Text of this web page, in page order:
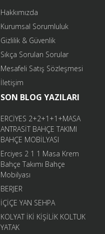
Hakkımızda
Kurumsal Sorumluluk
Gizlilik & Güvenlik
Sıkça Sorulan Sorular
Mesafeli Satış Sözleşmesi
İletişim
SON BLOG YAZILARI
ERCİYES 2+2+1+1+MASA
ANTRASİT BAHÇE TAKIMI
BAHÇE MOBİLYASI
Erciyes 2 1 1 Masa Krem
Bahçe Takımı Bahçe
Mobilyası
BERJER
İÇİÇE YAN SEHPA
KOLYAT İKİ KİŞİLİK KOLTUK
YATAK